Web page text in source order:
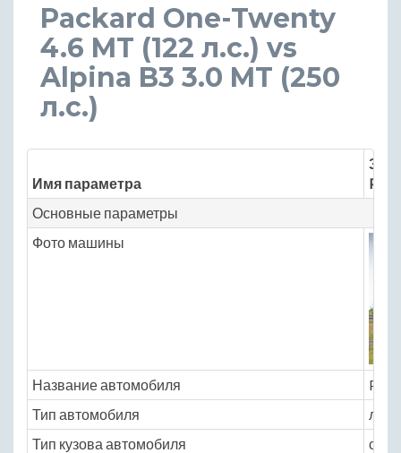
Packard One-Twenty
4.6 MT (122 л.с.) vs
Alpina B3 3.0 MT (250
л.с.)
Имя параметра
Основные параметры
Фото машины
Название автомобиля
Тип автомобиля
Тип кузова автомобиля